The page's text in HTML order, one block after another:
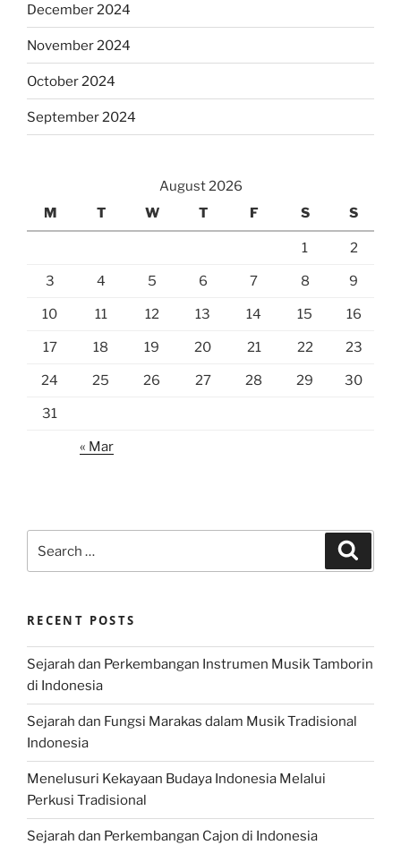
December 2024
November 2024
October 2024
September 2024
August 2026
M
T W T F S S
1 2
3 4 5 6 7 8 9
10 11 12 13 14 15 16
17 18 19 20 21 22 23
24 25 26 27 28 29 30
31
« Mar
for:
RECENT POSTS
Sejarah dan Perkembangan Instrumen Musik Tamborin
di Indonesia
Sejarah dan Fungsi Marakas dalam Musik Tradisional
Indonesia
Menelusuri Kekayaan Budaya Indonesia Melalui
Perkusi Tradisional
Sejarah dan Perkembangan Cajon di Indonesia